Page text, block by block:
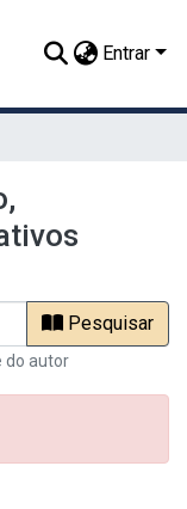
Entrar
Pesquisar
do autor